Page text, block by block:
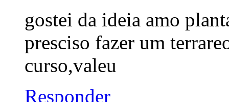
gostei da ideia amo
presciso fazer um
curso,valeu
Responder